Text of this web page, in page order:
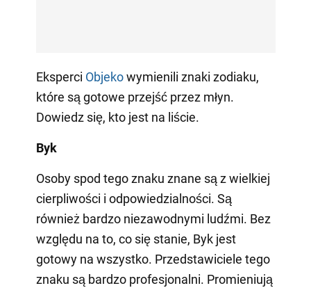
Eksperci Objekowymienili znaki zodiaku,
które są gotowe przejść przez młyn.
Dowiedz się, kto jest na liście.
Byk
Osoby spod tego znaku znane są z wielkiej
cierpliwości i odpowiedzialności. Są
również bardzo niezawodnymi ludźmi. Bez
względu na to, co się stanie, Byk jest
gotowy na wszystko. Przedstawiciele tego
znaku są bardzo profesjonalni. Promieniują